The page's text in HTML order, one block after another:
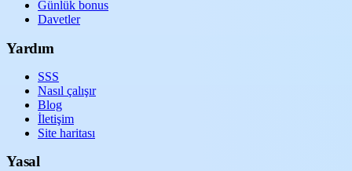
Günlük bonus
Davetler
Yardım
SSS
Nasıl çalışır
Blog
İletişim
Site haritası
Yasal